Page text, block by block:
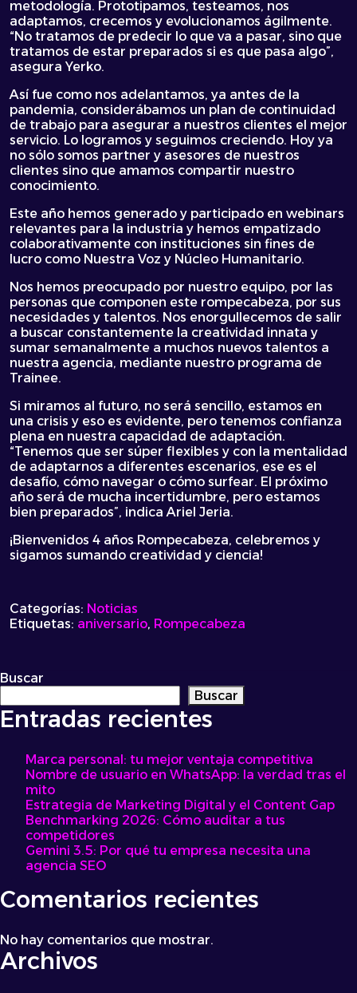
metodología. Prototipamos, testeamos, nos
adaptamos, crecemos y evolucionamos ágilmente.
“No tratamos de predecir lo que va a pasar, sino que
tratamos de estar preparados si es que pasa algo”,
asegura Yerko.
Así fue como nos adelantamos, ya antes de la
pandemia, considerábamos un plan de continuidad
de trabajo para asegurar a nuestros clientes el mejor
servicio. Lo logramos y seguimos creciendo. Hoy ya
no sólo somos partner y asesores de nuestros
clientes sino que amamos compartir nuestro
conocimiento.
Este año hemos generado y participado en webinars
relevantes para la industria y hemos empatizado
colaborativamente con instituciones sin fines de
lucro como Nuestra Voz y Núcleo Humanitario.
Nos hemos preocupado por nuestro equipo, por las
personas que componen este rompecabeza, por sus
necesidades y talentos. Nos enorgullecemos de salir
a buscar constantemente la creatividad innata y
sumar semanalmente a muchos nuevos talentos a
nuestra agencia, mediante nuestro programa de
Trainee.
Si miramos al futuro, no será sencillo, estamos en
una crisis y eso es evidente, pero tenemos confianza
plena en nuestra capacidad de adaptación.
“Tenemos que ser súper flexibles y con la mentalidad
de adaptarnos a diferentes escenarios, ese es el
desafío, cómo navegar o cómo surfear. El próximo
año será de mucha incertidumbre, pero estamos
bien preparados”, indica Ariel Jeria.
¡Bienvenidos 4 años Rompecabeza, celebremos y
sigamos sumando creatividad y ciencia!
Categorías: Noticias
Etiquetas: aniversario, Rompecabeza
Buscar
Buscar
Entradas recientes
Marca personal: tu mejor ventaja competitiva
Nombre de usuario en WhatsApp: la verdad tras el
mito
Estrategia de Marketing Digital y el Content Gap
Benchmarking 2026: Cómo auditar a tus
competidores
Gemini 3.5: Por qué tu empresa necesita una
agencia SEO
Comentarios recientes
No hay comentarios que mostrar.
Archivos